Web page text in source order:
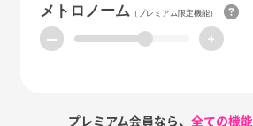
メトロノーム （プレミアム限定機能）
ー +
プレミアム会員なら、全ての機能